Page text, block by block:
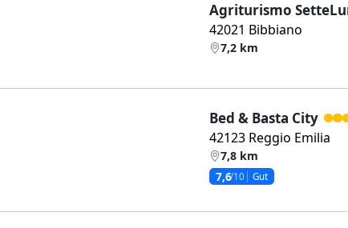
Agriturismo
42021 Bibbiano
7,2 km
Bed & Basta City
42123 Reggio Emilia
7,8 km
7,6/10 Gut